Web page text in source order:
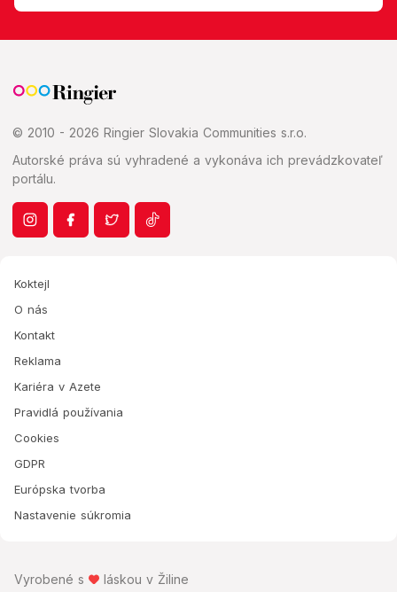
© 2010 - 2026 Ringier Slovakia Communities s.r.o.
Autorské práva sú vyhradené a vykonáva ich prevádzkovateľ
portálu.
Koktejl
O nás
Kontakt
Reklama
Kariéra v Azete
Pravidlá používania
Cookies
GDPR
Európska tvorba
Nastavenie súkromia
Vyrobené s láskou v Žiline